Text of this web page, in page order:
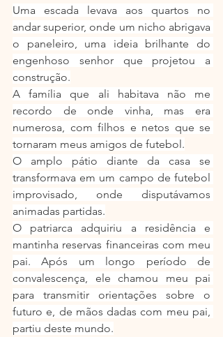
Uma escada levava aos quartos no
andar superior, onde um nicho abrigava
o paneleiro, uma ideia brilhante do
engenhoso senhor que projetou a
construção.
A família que ali habitava não me
recordo de onde vinha, mas era
numerosa, com filhos e netos que se
tornaram meus amigos de futebol.
O amplo pátio diante da casa se
transformava em um campo de futebol
improvisado, onde disputávamos
animadas partidas.
O patriarca adquiriu a residência e
mantinha reservas financeiras com meu
pai. Após um longo período de
convalescença, ele chamou meu pai
para transmitir orientações sobre o
futuro e, de mãos dadas com meu pai,
partiu deste mundo.